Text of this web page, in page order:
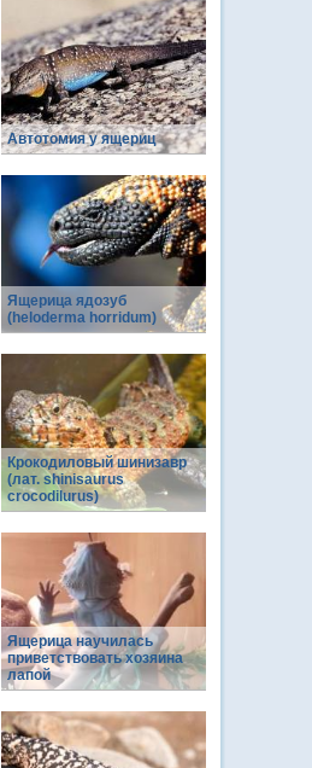
Автотомия у ящериц
Ящерица ядозуб
(heloderma horridum)
Крокодиловый шинизавр
(лат. shinisaurus
crocodilurus)
Ящерица научилась
приветствовать хозяина
лапой